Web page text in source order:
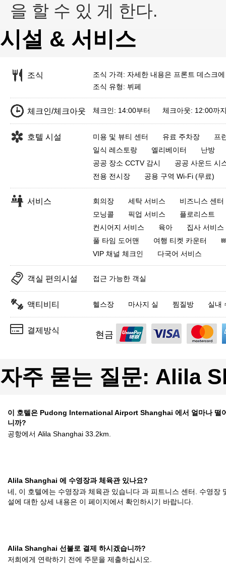
을 할 수 있 게 한다.
시설 & 서비스
조식
조식 가격: 자세한 내용은 프론트 데스크
조식 유형: 뷔페
체크인/체크아웃 체크인: 14:00부터 체크아웃: 12:00까
호텔 시설 미용 및 뷰티 센터 유료 주차장
프
일식 레스토랑
엘리베이터
난방
공공 장소 CCTV 감시
공공 사운드 시
전용 전시장
공용 구역 Wi-Fi (무료)
서비스 회의장 세탁 서비스
비즈니스 센터
모닝콜
픽업 서비스
플로리스트
컨시어지 서비스
육아
집사 서비스
풀 타임 도어맨
여행 티켓 카운터
VIP 채널 체크인
다국어 서비스
객실 편의시설 접근 가능한 객실
액티비티 헬스장 마사지 실 찜질방 실내
결제방식 현금
자주 묻는 질문: Alila
이 호텔은 Pudong International Airport Shanghai 에서 얼마나 떨
니까?
공항에서 Alila Shanghai 33.2km.
Alila Shanghai 에 수영장과 체육관 있나요?
네, 이 호텔에는 수영장과 체육관 있습니다 과 피트니스 센터. 수영장
설에 대한 상세 내용은 이 페이지에서 확인하시기 바랍니다.
Alila Shanghai 선불로 결제 하시겠습니까?
저희에게 연락하기 전에 주문을 제출하십시오.